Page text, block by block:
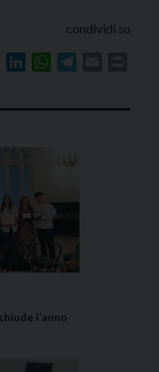
condividi su
PinterestLinkedInWhatsApp
l’anno